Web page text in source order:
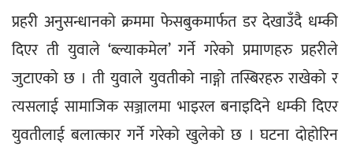
प्रहरी अनुसन्धानको क्रममा फेसबुकमार्फत डर देखाउँदै धम्की
दिएर ती युवाले ‘ब्ल्याकमेल’ गर्ने गरेको प्रमाणहरु प्रहरीले
जुटाएको छ । ती युवाले युवतीको नाङ्गो तस्बिरहरु राखेको र
त्यसलाई सामाजिक सञ्जालमा भाइरल बनाइदिने धम्की दिएर
युवतीलाई बलात्कार गर्ने गरेको खुलेको छ । घटना दोहोरिन